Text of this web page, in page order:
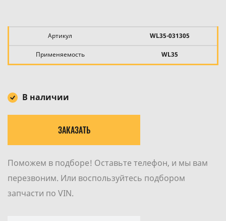
Артикул WL35-031305
Применяемость WL35
В наличии
ЗАКАЗАТЬ
Поможем в подборе! Оставьте телефон, и мы вам
перезвоним. Или воспользуйтесь подбором
запчасти по VIN.